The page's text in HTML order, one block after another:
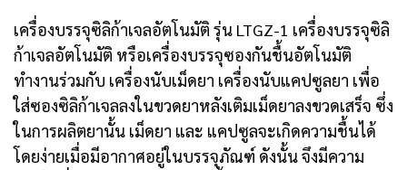
เครื่องบรรจุซิลิก้าเจลอัตโนมัติ รุ่น LTGZ-1 เครื่องบรรจุซิลิ
ก้าเจลอัตโนมัติ หรือเครื่องบรรจุซองกันชื้นอัตโนมัติ
ทำงานร่วมกับ เครื่องนับเม็ดยา เครื่องนับแคปซูลยา เพื่อ
ใส่ซองซิลิก้าเจลลงในขวดยาหลังเติมเม็ดยาลงขวดเสร็จ ซึ่ง
ในการผลิตยานั้น เม็ดยา และ แคปซูลจะเกิดความชื้นได้
โดยง่ายเมื่อมีอากาศอยู่ในบรรจุภัณฑ์ ดังนั้น จึงมีความ